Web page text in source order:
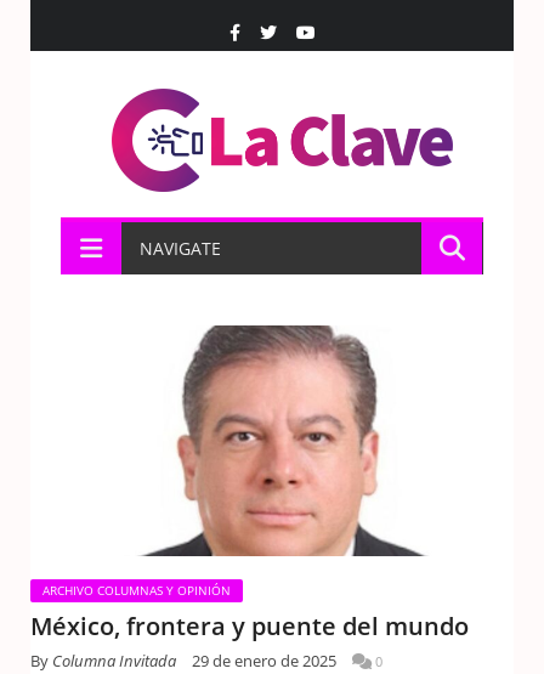
NAVIGATE
ARCHIVO COLUMNAS Y OPINIÓN
México, frontera y puente del mundo
By Columna Invitada 29 de enero de 2025 0